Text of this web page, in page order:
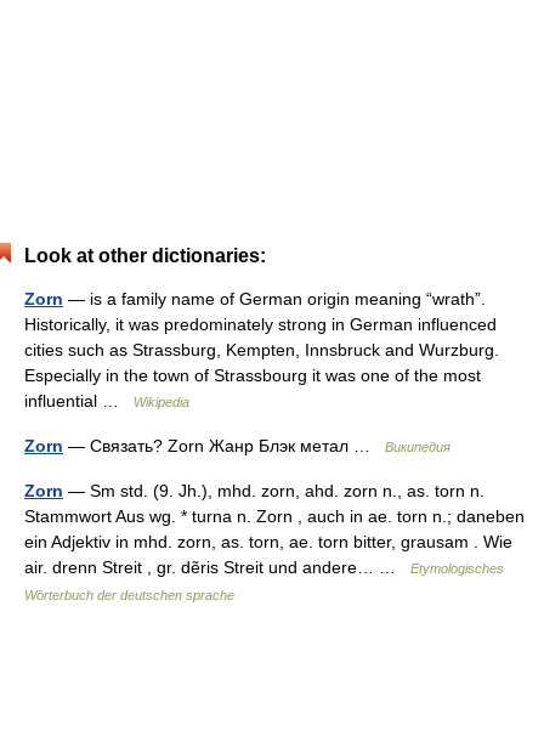
Look at other dictionaries:
Zorn — is a family name of German origin meaning “wrath”.
Historically, it was predominately strong in German influenced
cities such as Strassburg, Kempten, Innsbruck and Wurzburg.
Especially in the town of Strassbourg it was one of the most
influential …
Wikipedia
Zorn — Связать? Zorn Жанр Блэк метал … Википедия
Zorn — Sm std. (9. Jh.), mhd. zorn, ahd. zorn n., as. torn n.
Stammwort Aus wg. * turna n. Zorn , auch in ae. torn n.; daneben
ein Adjektiv in mhd. zorn, as. torn, ae. torn bitter, grausam . Wie
air. drenn Streit , gr. dẽris Streit und andere… …
Etymologisches
Wörterbuch der deutschen sprache